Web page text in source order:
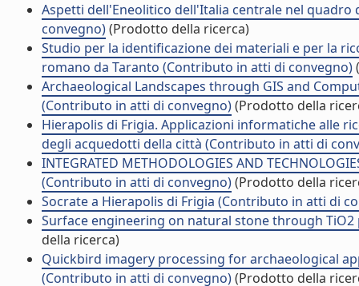
Aspetti dell'Eneolitico dell'Italia centrale nel
convegno)(Prodotto della ricerca)
Studio per la identificazione dei materiali e per la
romano da Taranto (Contributo in atti di convegno)
Archaeological Landscapes through GIS and
(Contributo in atti di convegno)(Prodotto della
Hierapolis di Frigia. Applicazioni informatiche alle
degli acquedotti della città (Contributo in atti di
INTEGRATED METHODOLOGIES AND
(Contributo in atti di convegno)(Prodotto della
Socrate a Hierapolis di Frigia (Contributo in atti di
Surface engineering on natural stone through
della ricerca)
Quickbird imagery processing for archaeological
(Contributo in atti di convegno)(Prodotto della